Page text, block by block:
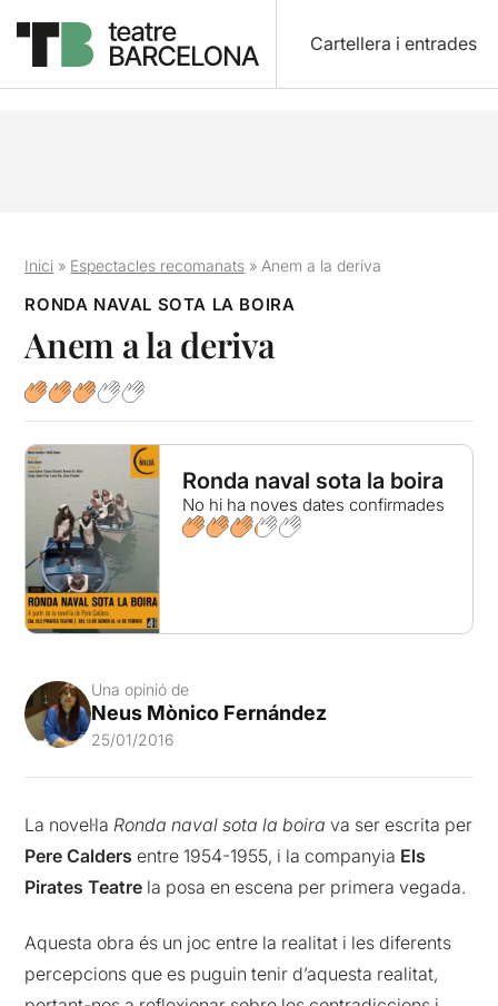
Cartellera i entrades
Inici » Espectacles recomanats » Anem a la deriva
RONDA NAVAL SOTA LA BOIRA
Anem a la deriva
Ronda naval sota la boira
No hi ha noves dates confirmades
Una opinió de
Neus Mònico Fernández
25/01/2016
La novel·la Ronda naval sota la boira va ser escrita per
Pere Calders entre 1954-1955, i la companyia Els
Pirates Teatre la posa en escena per primera vegada.
Aquesta obra és un joc entre la realitat i les diferents
percepcions que es puguin tenir d’aquesta realitat,